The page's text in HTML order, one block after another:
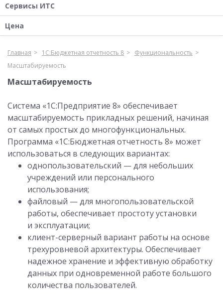
Сервисы ИТС
Цена
Главная 1С:Бюджетная отчетность 8
Функциональность
Масштабируемость
Масштабируемость
Система «1С:Предприятие 8» обеспечивает
масштабируемость прикладных решений, начиная
от самых простых до многофункциональных.
Программа «1С:Бюджетная отчетность 8» может
использоваться в следующих вариантах:
однопользовательский — для небольших
учреждений или персонального
использования;
файловый — для многопользовательской
работы, обеспечивает простоту установки
и эксплуатации;
клиент-серверный вариант работы на основе
трехуровневой архитектуры. Обеспечивает
надежное хранение и эффективную обработку
данных при одновременной работе большого
количества пользователей.